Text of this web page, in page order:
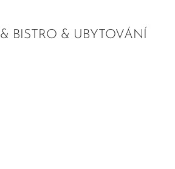
& BISTRO & UBYTOVÁNÍ